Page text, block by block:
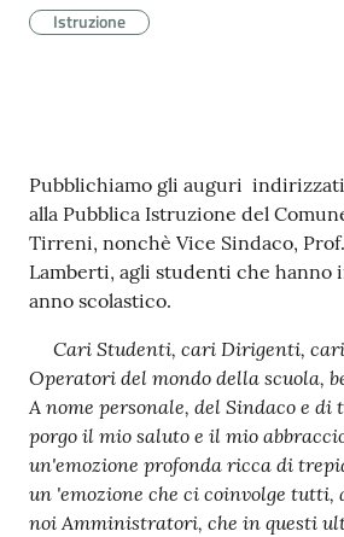
Istruzione
Contenuto
Pubblichiamo gli auguri indirizzati
alla Pubblica Istruzione del
Tirreni, nonchè Vice Sindaco,
Lamberti, agli studenti che hanno
anno scolastico.
Cari Studenti, cari Dirigenti,
Operatori del mondo della scuola,
A nome personale, del Sindaco e
porgo il mio saluto e il mio
un'emozione profonda ricca di
un 'emozione che ci coinvolge tutti,
noi Amministratori, che in questi